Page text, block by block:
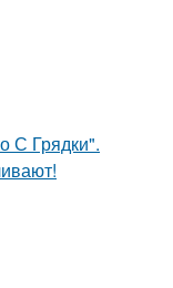
С Грядки".